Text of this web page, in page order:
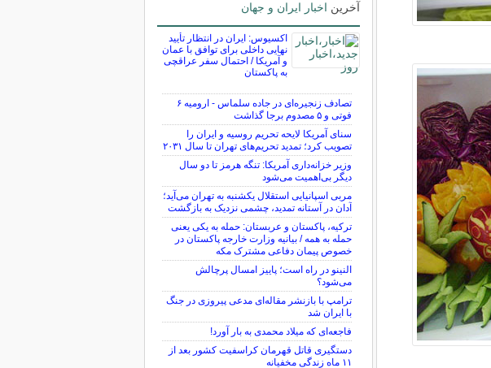
آخرین اخبار ایران و جهان
اکسیوس: ایران در انتظار تأیید
نهایی داخلی برای توافق با عمان
و آمریکا / احتمال سفر عراقچی
به پاکستان
تصادف زنجیره‌ای در جاده سلماس - ارومیه ۶
فوتی و ۵ مصدوم برجا گذاشت
سنای آمریکا لایحه تحریم روسیه و ایران را
تصویب کرد؛ تمدید تحریم‌های تهران تا سال ۲۰۳۱
وزیر خزانه‌داری آمریکا: تنگه هرمز تا دو سال
دیگر بی‌اهمیت می‌شود
مربی اسپانیایی استقلال یکشنبه به تهران می‌آید؛
آدان در آستانه تمدید، چشمی نزدیک به بازگشت
ترکیه، پاکستان و عربستان: حمله به یکی یعنی
حمله به همه / بیانیه وزارت خارجه پاکستان در
خصوص پیمان دفاعی مشترک مکه
النینو در راه است؛ پاییز امسال پرچالش
می‌شود؟
ترامپ با بازنشر مقاله‌ای مدعی پیروزی در جنگ
با ایران شد
فاجعه‌ای که میلاد محمدی به بار آورد!
دستگیری قاتل قهرمان کراسفیت کشور بعد از
۱۱ ماه زندگی مخفیانه